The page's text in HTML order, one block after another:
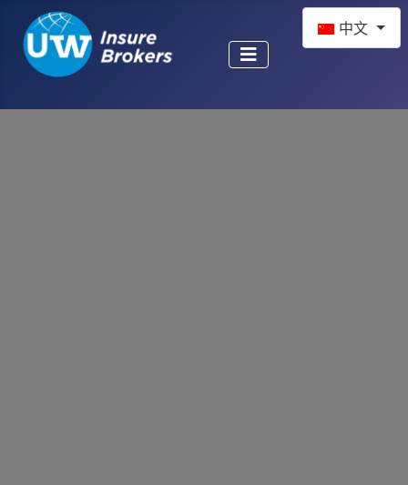
选择你的语音
中文